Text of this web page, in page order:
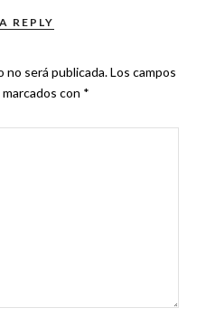
REPLY
no será publicada.Los campos
con *